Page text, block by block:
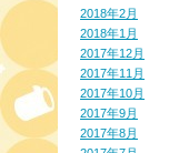
2018年2月
2018年1月
2017年12月
2017年11月
2017年10月
2017年9月
2017年8月